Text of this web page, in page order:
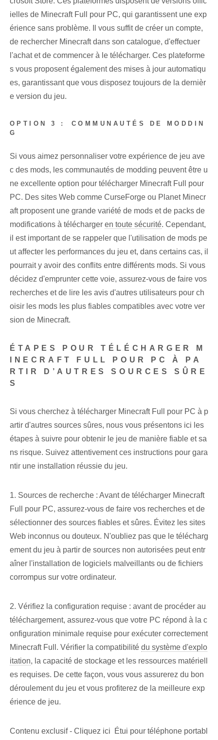
ielles de Minecraft Full ‍pour PC, qui ‌garantissent une exp
érience sans problème. Il vous suffit de créer un compte,
de rechercher Minecraft dans son catalogue, d'effectuer
l'achat et de commencer à le télécharger. Ces plateforme
s vous proposent également des mises à jour automatiqu
es, garantissant que vous disposez toujours de la dernièr
e version du jeu.
OPTION 3 :⁤ COMMUNAUTÉS DE MODDIN
G
Si vous aimez personnaliser votre expérience de jeu ave
c des mods, les communautés de modding peuvent être u
ne excellente option pour télécharger Minecraft Full pour
PC. Des sites Web comme CurseForge ou Planet ‌Minecr
aft proposent une grande⁤ variété de mods et de packs de
modifications à télécharger en toute sécurité. Cependant,
il est important de se rappeler que l'utilisation de mods pe
ut affecter les performances du jeu et, dans certains cas, il
pourrait y avoir des conflits entre différents mods. Si vous
décidez d'emprunter cette voie, assurez-vous de faire vos
recherches et de lire les avis⁢ d'autres utilisateurs pour ch
oisir les mods les plus fiables compatibles avec ‍votre ver
sion‍ de‍ Minecraft.
ÉTAPES POUR TÉLÉCHARGER M
INECRAFT FULL POUR PC À PA
RTIR D’AUTRES SOURCES SÛRE
S
Si vous cherchez à télécharger Minecraft Full pour PC à p
artir d'autres sources sûres, nous vous présentons ici les
étapes à suivre pour obtenir le jeu de manière fiable et sa
ns risque. Suivez attentivement ces instructions pour gara
ntir une installation réussie du jeu.
1. Sources de recherche : Avant de télécharger Minecraft
Full pour PC, assurez-vous de faire vos recherches et de
sélectionner des sources fiables et sûres. Évitez les sites
Web inconnus ou douteux. ‌N'oubliez pas que le télécharg
ement du jeu à partir de sources non autorisées peut entr
aîner l'installation de logiciels malveillants ou de fichiers
corrompus⁤ sur votre ordinateur.
2. Vérifiez la configuration requise : avant de procéder au
téléchargement, assurez-vous que votre PC répond à la c
onfiguration minimale requise pour exécuter correctement
Minecraft Full. Vérifier la compatibilité du système d'explo
itation, la capacité de stockage et les ressources matériell
es requises. De cette façon, vous vous assurerez du bon
déroulement du jeu et vous profiterez de la meilleure exp
érience de jeu.
Contenu exclusif - Cliquez ici Étui pour téléphone portabl